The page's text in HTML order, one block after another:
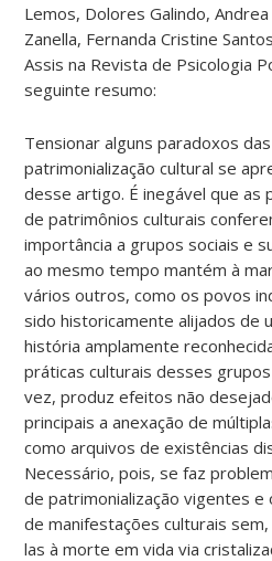
Lemos, Dolores Galindo, Andrea
Zanella, Fernanda Cristine
Assis na Revista de Psicologia
seguinte resumo:
Tensionar alguns paradoxos
patrimonialização cultural se
desse artigo. É inegável que as
de patrimônios culturais
importância a grupos sociais e
ao mesmo tempo mantém à
vários outros, como os povos
sido historicamente alijados de
história amplamente
práticas culturais desses
vez, produz efeitos não
principais a anexação de
como arquivos de existências
Necessário, pois, se faz
de patrimonialização vigentes e
de manifestações culturais
las à morte em vida via